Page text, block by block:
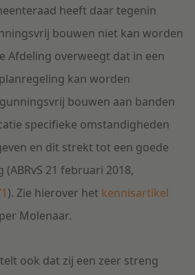
heeft daar tegenin
bouwen niet kan worden
Afdeling overweegt dat in een
kan worden
bouwen aan banden
specifieke omstandigheden
en dit strekt tot een goede
21 februari 2018,
). Zie hierover het kennisartikel
Molenaar.
ook dat zij een zeer streng